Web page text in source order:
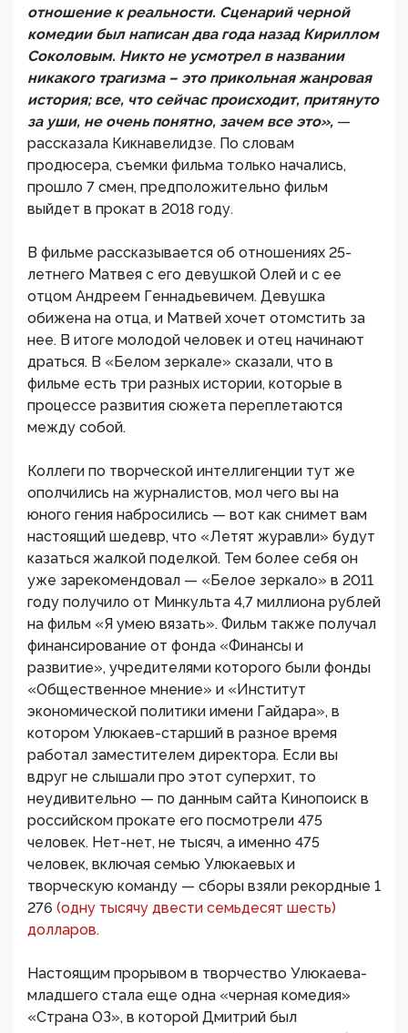
отношение к реальности. Сценарий черной
комедии был написан два года назад Кириллом
Соколовым. Никто не усмотрел в названии
никакого трагизма – это прикольная жанровая
история; все, что сейчас происходит, притянуто
за уши, не очень понятно, зачем все это», —
рассказала Кикнавелидзе. По словам
продюсера, съемки фильма только начались,
прошло 7 смен, предположительно фильм
выйдет в прокат в 2018 году.
В фильме рассказывается об отношениях 25-
летнего Матвея с его девушкой Олей и с ее
отцом Андреем Геннадьевичем. Девушка
обижена на отца, и Матвей хочет отомстить за
нее. В итоге молодой человек и отец начинают
драться. В «Белом зеркале» сказали, что в
фильме есть три разных истории, которые в
процессе развития сюжета переплетаются
между собой.
Коллеги по творческой интеллигенции тут же
ополчились на журналистов, мол чего вы на
юного гения набросились — вот как снимет вам
настоящий шедевр, что «Летят журавли» будут
казаться жалкой поделкой. Тем более себя он
уже зарекомендовал — «Белое зеркало» в 2011
году получило от Минкульта 4,7 миллиона рублей
на фильм «Я умею вязать». Фильм также получал
финансирование от фонда «Финансы и
развитие», учредителями которого были фонды
«Общественное мнение» и «Институт
экономической политики имени Гайдара», в
котором Улюкаев-старший в разное время
работал заместителем директора. Если вы
вдруг не слышали про этот суперхит, то
неудивительно — по данным сайта Кинопоиск в
российском прокате его посмотрели 475
человек. Нет-нет, не тысяч, а именно 475
человек, включая семью Улюкаевых и
творческую команду — сборы взяли рекордные 1
276 (одну тысячу двести семьдесят шесть)
долларов.
Настоящим прорывом в творчество Улюкаева-
младшего стала еще одна «черная комедия»
«Страна ОЗ», в которой Дмитрий был